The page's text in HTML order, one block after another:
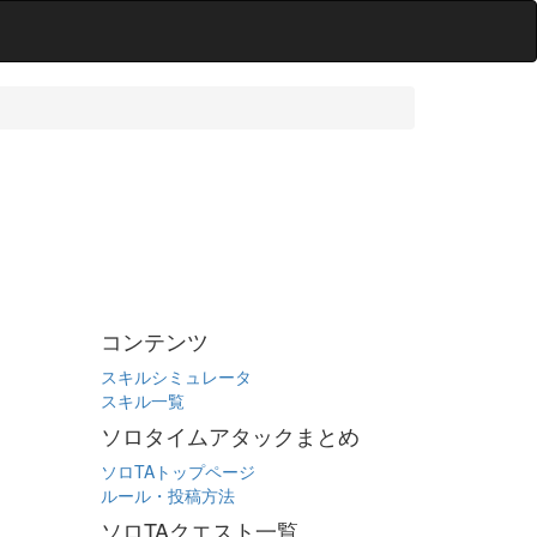
コンテンツ
スキルシミュレータ
スキル一覧
ソロタイムアタックまとめ
ソロTAトップページ
ルール・投稿方法
ソロTAクエスト一覧